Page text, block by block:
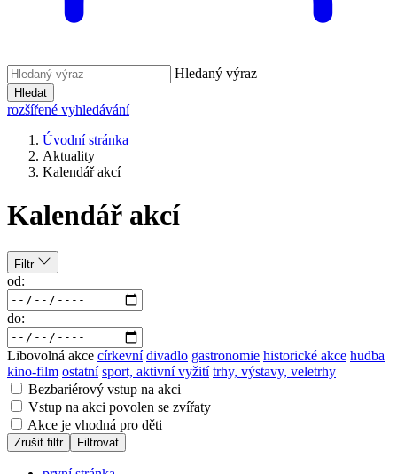
Hledaný výraz
Hledat
rozšířené vyhledávání
Úvodní stránka
Aktuality
Kalendář akcí
Kalendář akcí
Filtr
od:
do:
Libovolná akce církevní divadlo gastronomie historické akce hudba
kino-film ostatní sport, aktivní vyžití trhy, výstavy, veletrhy
Bezbariérový vstup na akci
Vstup na akci povolen se zvířaty
Akce je vhodná pro děti
Zrušit filtr Filtrovat